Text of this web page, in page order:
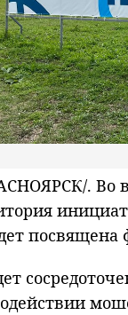
. Во
посвящена